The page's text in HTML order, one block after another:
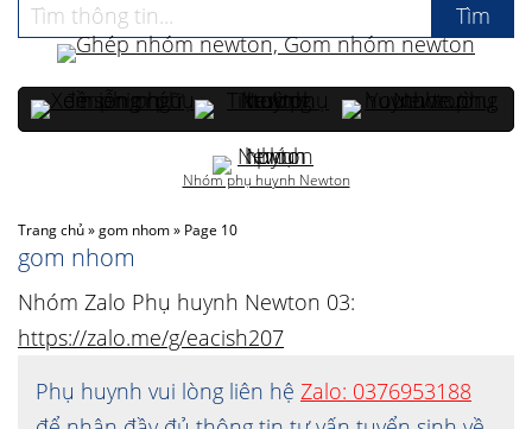
Trang chủ»gom nhom» Page 10
gom nhom
Nhóm Zalo Phụ huynh Newton 03:
https://zalo.me/g/eacish207
Phụ huynh vui lòng liên hệ Zalo: 0376953188
Nhóm phụ huynh Newton